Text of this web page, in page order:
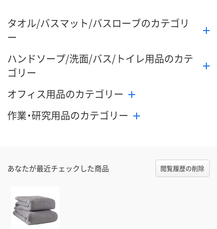
タオル/バスマット/バスローブのカテゴリ
ー
ハンドソープ/洗面/バス/トイレ用品のカテ
ゴリー
オフィス用品のカテゴリー
作業・研究用品のカテゴリー
あなたが最近チェックした商品 閲覧履歴の削除